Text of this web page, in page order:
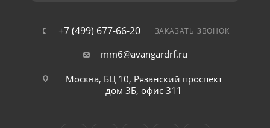
+7 (499) 677-66-20 ЗАКАЗАТЬ ЗВОНОК
mm6@avangardrf.ru
Москва, БЦ 10, Рязанский проспект
дом 3Б, офис 311